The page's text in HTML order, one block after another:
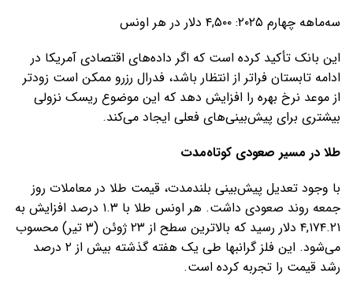
سه‌ماهه چهارم ۲۰۲۵: ۴,۵۰۰ دلار در هر اونس
این بانک تأکید کرده است که اگر داده‌های اقتصادی آمریکا در
ادامه تابستان فراتر از انتظار باشد، فدرال رزرو ممکن است زودتر
از موعد نرخ بهره را افزایش دهد که این موضوع ریسک نزولی
بیشتری برای پیش‌بینی‌های فعلی ایجاد می‌کند.
طلا در مسیر صعودی کوتاه‌مدت
با وجود تعدیل پیش‌بینی بلندمدت، قیمت طلا در معاملات روز
جمعه روند صعودی داشت. هر اونس طلا با ۱.۳ درصد افزایش به
۴,۱۷۴.۲۱ دلار رسید که بالاترین سطح از ۲۳ ژوئن (۳ تیر) محسوب
می‌شود. این فلز گرانبها طی یک هفته گذشته بیش از ۲ درصد
رشد قیمت را تجربه کرده است.